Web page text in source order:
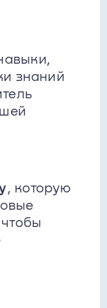
знаний
, которую